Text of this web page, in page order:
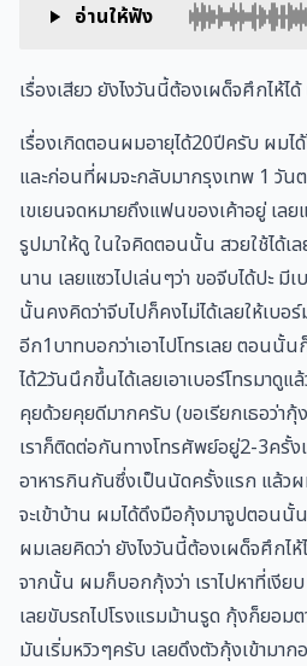
อ่านให้ฟัง
เรื่องเสียว ยังไงวันนี้ต้องเผด็จศึกไห้ไ
เรื่องเกิดตอนผมอายุได้20ปีครับ ผมไ
และก่อนที่ผมจะกลับมากรุงเทพ 1 วั
เขเยนจดหมายถึงแฟนของเค้าอยู่ เลย
รูปมาให้ดู ในใจคิดตอนนั้น สวยใช้ได้
นาน เลยแซวไปเล่นๆว่า ขอจีบได้ปะ มี
นั้นคงคิดว่าจีบไปก็คงไม่ได้เลยให้เบอ
อีก1บาทบอกว่าเอาไปโทรเลย ตอนนั้น
ได้2วันนึกขึ้นได้เลยเอาเบอร์โทรมาดูแ
คุยด้วยคุยดีมากครับ (ขอเรียกเธอว่า
เราก็ติดต่อกันทางโทรศัพย์อยู่2-3ครั้ง
อาหารกินกันซึ่งเป็นนัดครั้งแรก แล้
จะเข้าบ้าน ผมได้ดึงมือกุ้งมาจูปตอนนั้
ผมเลยคิดว่า ยังไงวันนี้ต้องเผด็จศึกไห้
จากนั้น ผมก็บอกกุ้งว่า เราไปหาที่เงี
เลยขับรถไปโรงแรมม้านรูด กุ้งก็ยอมต
มันเริ่มหวิวๆครับ เลยดึงตัวกุ้งเข้ามา